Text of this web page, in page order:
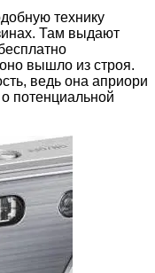
технику
Там выдают
вышло из строя.
ведь она априори
потенциальной